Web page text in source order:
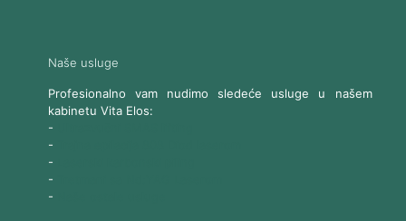
Naše usluge
Profesionalno vam nudimo sledeće usluge u našem
kabinetu Vita Elos:
-
-
-
-
-